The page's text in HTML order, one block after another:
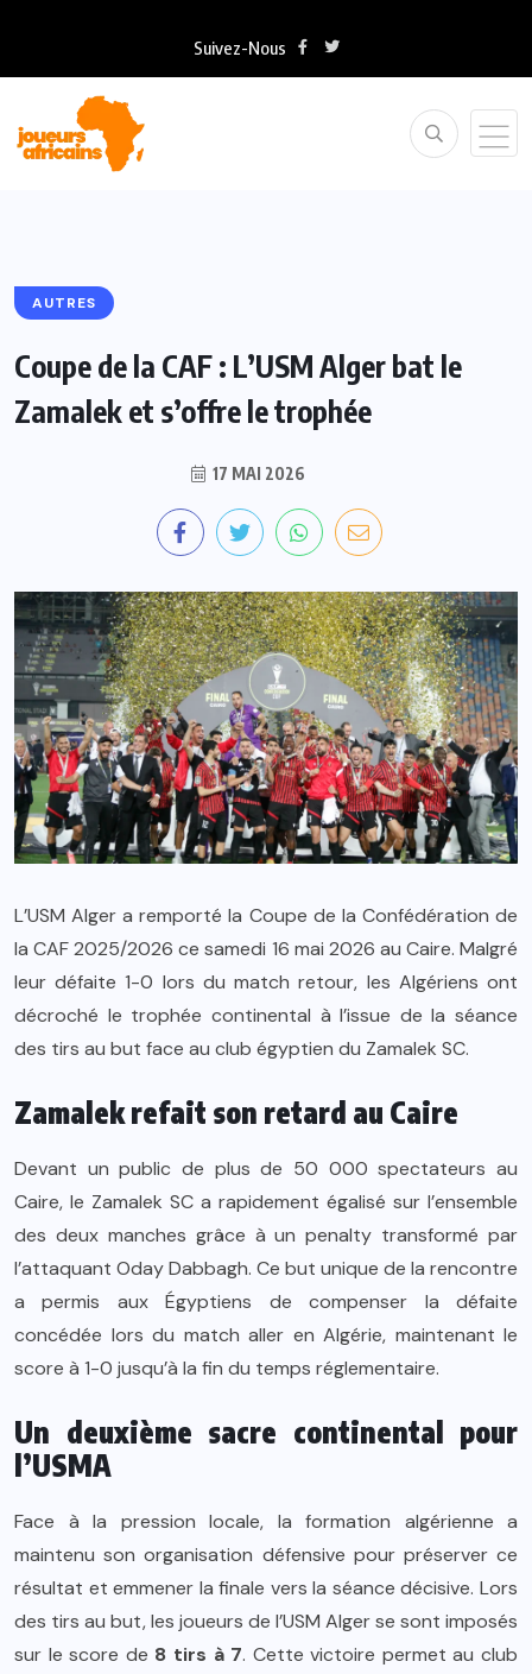
Suivez-Nous
AUTRES
Coupe de la CAF : L’USM Alger bat le
Zamalek et s’offre le trophée
17 MAI 2026
L’USM Alger a remporté la Coupe de la Confédération de
la CAF 2025/2026 ce samedi 16 mai 2026 au Caire. Malgré
leur défaite 1-0 lors du match retour, les Algériens ont
décroché le trophée continental à l’issue de la séance
des tirs au but face au club égyptien du Zamalek SC.
Zamalek refait son retard au Caire
Devant un public de plus de 50 000 spectateurs au
Caire, le Zamalek SC a rapidement égalisé sur l’ensemble
des deux manches grâce à un penalty transformé par
l’attaquant Oday Dabbagh. Ce but unique de la rencontre
a permis aux Égyptiens de compenser la défaite
concédée lors du match aller en Algérie, maintenant le
score à 1-0 jusqu’à la fin du temps réglementaire.
Un deuxième sacre continental pour
l’USMA
Face à la pression locale, la formation algérienne a
maintenu son organisation défensive pour préserver ce
résultat et emmener la finale vers la séance décisive. Lors
des tirs au but, les joueurs de l’USM Alger se sont imposés
sur le score de 8 tirs à 7. Cette victoire permet au club